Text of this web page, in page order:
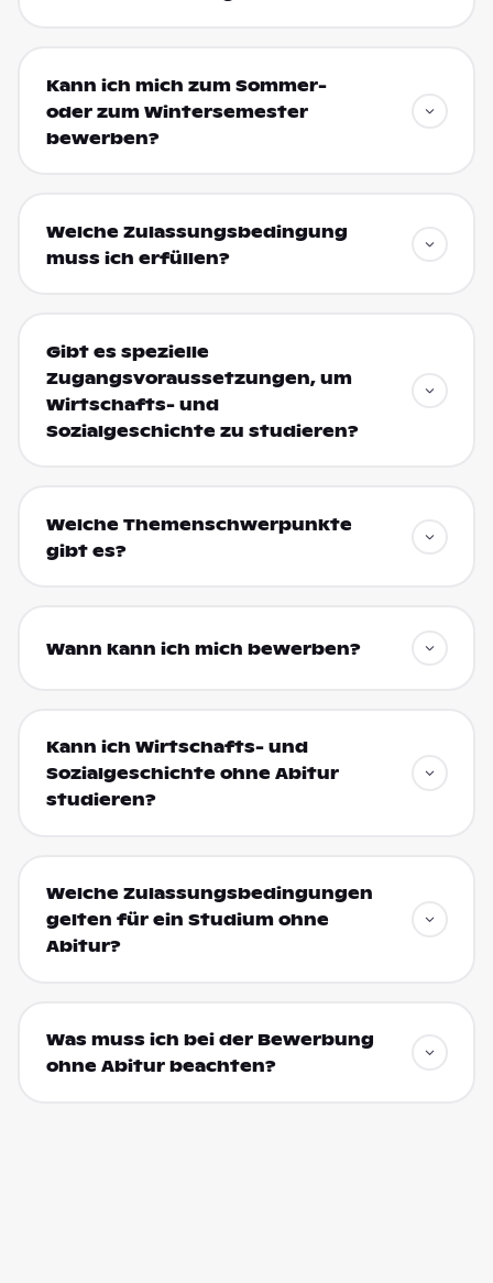
Kann ich mich zum Sommer-
oder zum Wintersemester
bewerben?
Welche Zulassungsbedingung
muss ich erfüllen?
Gibt es spezielle
Zugangsvoraussetzungen, um
Wirtschafts- und
Sozialgeschichte zu studieren?
Welche Themenschwerpunkte
gibt es?
Wann kann ich mich bewerben?
Kann ich Wirtschafts- und
Sozialgeschichte ohne Abitur
studieren?
Welche Zulassungsbedingungen
gelten für ein Studium ohne
Abitur?
Was muss ich bei der Bewerbung
ohne Abitur beachten?